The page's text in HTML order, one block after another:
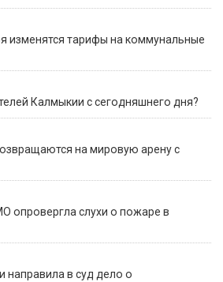
изменятся тарифы на коммунальные
Калмыкии с сегодняшнего дня?
на мировую арену с
опровергла слухи о пожаре в
направила в суд дело о